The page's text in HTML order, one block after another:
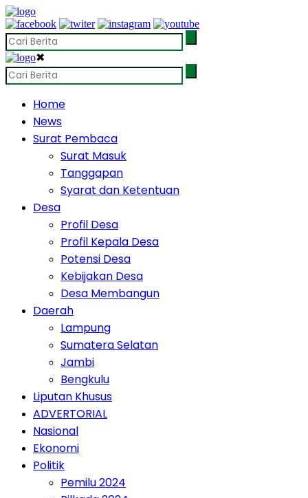
✖
Home
News
Surat Pembaca
Surat Masuk
Tanggapan
Syarat dan Ketentuan
Desa
Profil Desa
Profil Kepala Desa
Potensi Desa
Kebijakan Desa
Desa Membangun
Daerah
Lampung
Sumatera Selatan
Jambi
Bengkulu
Liputan Khusus
ADVERTORIAL
Nasional
Ekonomi
Politik
Pemilu 2024